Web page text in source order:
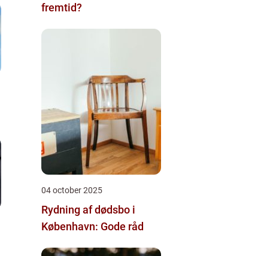
fremtid?
04 october 2025
Rydning af dødsbo i
København: Gode råd